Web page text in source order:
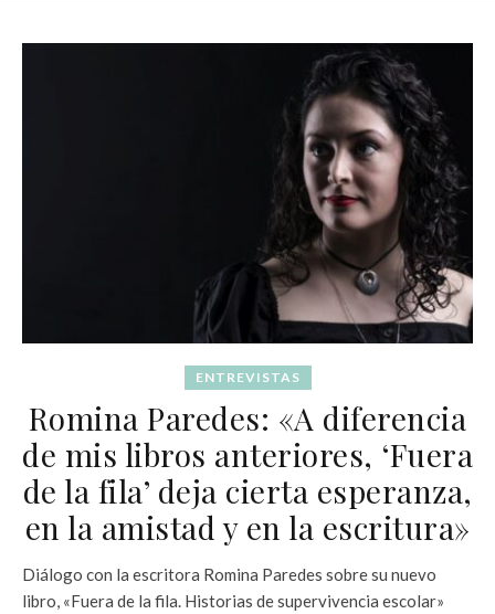
ENTREVISTAS
Romina Paredes: «A diferencia
de mis libros anteriores, ‘Fuera
de la fila’ deja cierta esperanza,
en la amistad y en la escritura»
Diálogo con la escritora Romina Paredes sobre su nuevo
libro, «Fuera de la fila. Historias de supervivencia escolar»